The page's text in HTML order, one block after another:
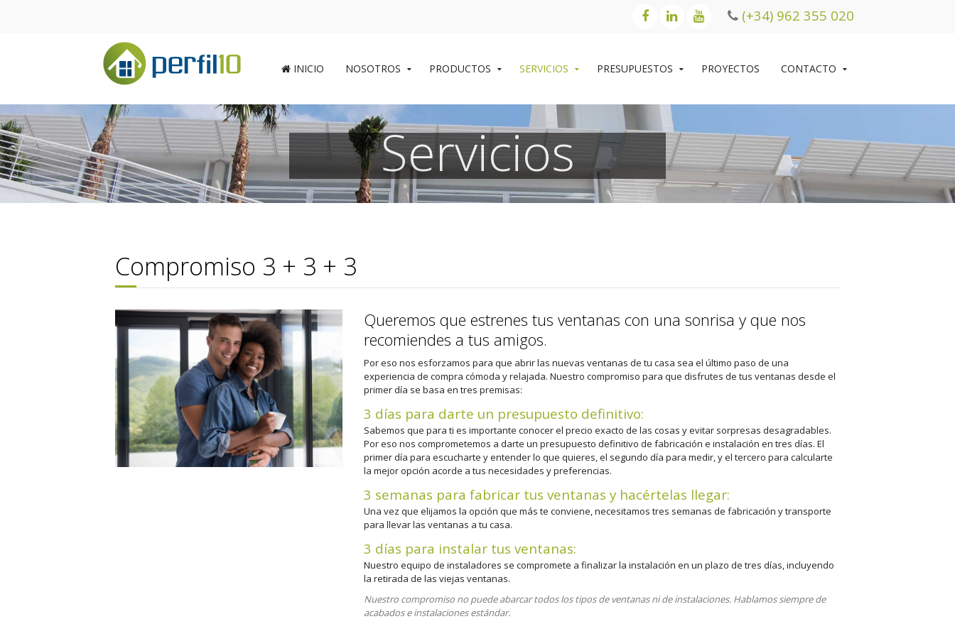
(+34) 962 355 020
INICIO NOSOTROS PRODUCTOS SERVICIOS PRESUPUESTOS PROYECTOS CONTACTO
Servicios
Compromiso 3 + 3 + 3
Queremos que estrenes tus ventanas con una sonrisa y que nos
recomiendes a tus amigos.
Por eso nos esforzamos para que abrir las nuevas ventanas de tu casa sea el último paso de una
experiencia de compra cómoda y relajada. Nuestro compromiso para que disfrutes de tus ventanas desde el
primer día se basa en tres premisas:
3 días para darte un presupuesto definitivo:
Sabemos que para ti es importante conocer el precio exacto de las cosas y evitar sorpresas desagradables.
Por eso nos comprometemos a darte un presupuesto definitivo de fabricación e instalación en tres días. El
primer día para escucharte y entender lo que quieres, el segundo día para medir, y el tercero para calcularte
la mejor opción acorde a tus necesidades y preferencias.
3 semanas para fabricar tus ventanas y hacértelas llegar:
Una vez que elijamos la opción que más te conviene, necesitamos tres semanas de fabricación y transporte
para llevar las ventanas a tu casa.
3 días para instalar tus ventanas:
Nuestro equipo de instaladores se compromete a finalizar la instalación en un plazo de tres días, incluyendo
la retirada de las viejas ventanas.
Nuestro compromiso no puede abarcar todos los tipos de ventanas ni de instalaciones. Hablamos siempre de
acabados e instalaciones estándar.